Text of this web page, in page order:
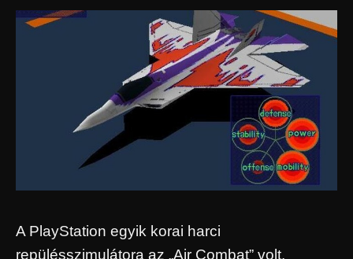
A PlayStation egyik korai harci
repülésszimulátora az „Air Combat” volt,